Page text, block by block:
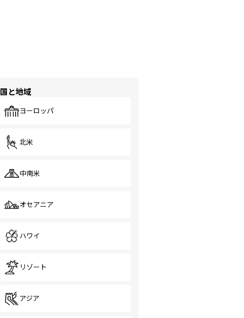
国と地域
ヨーロッパ
北米
中南米
オセアニア
ハワイ
リゾート
アジア